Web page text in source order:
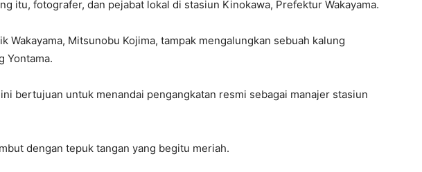
itu, fotografer, dan pejabat lokal di stasiun Kinokawa, Prefektur Wakayama.
Wakayama, Mitsunobu Kojima, tampak mengalungkan sebuah kalung
Yontama.
bertujuan untuk menandai pengangkatan resmi sebagai manajer stasiun
dengan tepuk tangan yang begitu meriah.